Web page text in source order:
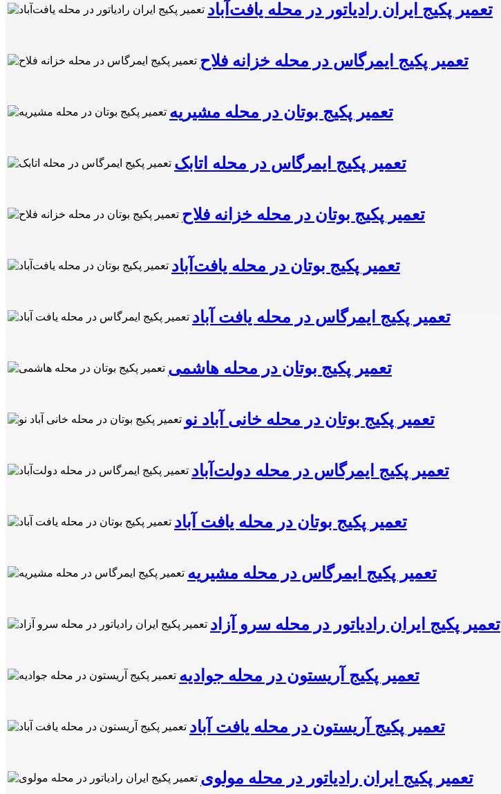
تعمیر پکیج ایران رادیاتور در محله یافت‌آباد
تعمیر پکیج ایمرگاس در محله خزانه فلاح
تعمیر پکیج بوتان در محله مشیریه
تعمیر پکیج ایمرگاس در محله اتابک
تعمیر پکیج بوتان در محله خزانه فلاح
تعمیر پکیج بوتان در محله یافت‌آباد
تعمیر پکیج ایمرگاس در محله یافت آباد
تعمیر پکیج بوتان در محله هاشمی
تعمیر پکیج بوتان در محله خانی آباد نو
تعمیر پکیج ایمرگاس در محله دولت‌آباد
تعمیر پکیج بوتان در محله یافت آباد
تعمیر پکیج ایمرگاس در محله مشیریه
تعمیر پکیج ایران رادیاتور در محله سرو آزاد
تعمیر پکیج آریستون در محله جوادیه
تعمیر پکیج آریستون در محله یافت آباد
تعمیر پکیج ایران رادیاتور در محله مولوی